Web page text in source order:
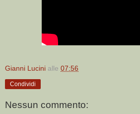
Gianni Lucini alle 07:56
Condividi
Nessun commento: